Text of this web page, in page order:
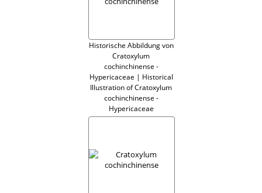
Historische Abbildung von
Cratoxylum
cochinchinense -
Hypericaceae | Historical
Illustration of Cratoxylum
cochinchinense -
Hypericaceae